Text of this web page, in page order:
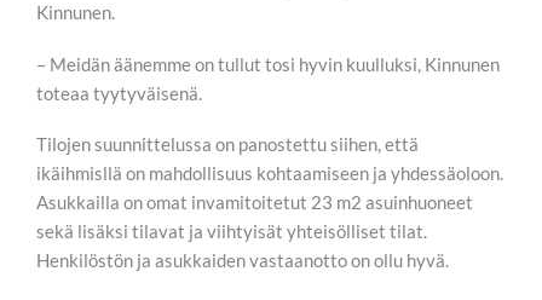
Kinnunen.
– Meidän äänemme on tullut tosi hyvin kuulluksi, Kinnunen
toteaa tyytyväisenä.
Tilojen suunnittelussa on panostettu siihen, että
ikäihmisllä on mahdollisuus kohtaamiseen ja yhdessäoloon.
Asukkailla on omat invamitoitetut 23 m2 asuinhuoneet
sekä lisäksi tilavat ja viihtyisät yhteisölliset tilat.
Henkilöstön ja asukkaiden vastaanotto on ollu hyvä.